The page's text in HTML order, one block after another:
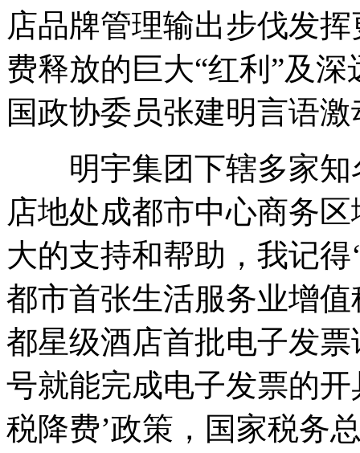
店品牌管理输出步伐发
费释放的巨大“红利”及
国政协委员张建明言语激
明宇集团下辖多家知
店地处成都市中心商务
大的支持和帮助，我记
都市首张生活服务业增
都星级酒店首批电子发
号就能完成电子发票的
税降费’政策，国家税务